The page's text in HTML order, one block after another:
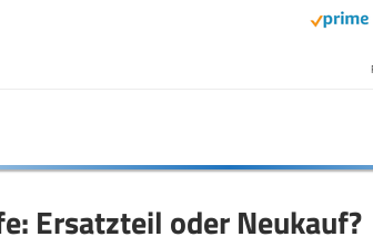
Ersatzteil oder Neukauf?